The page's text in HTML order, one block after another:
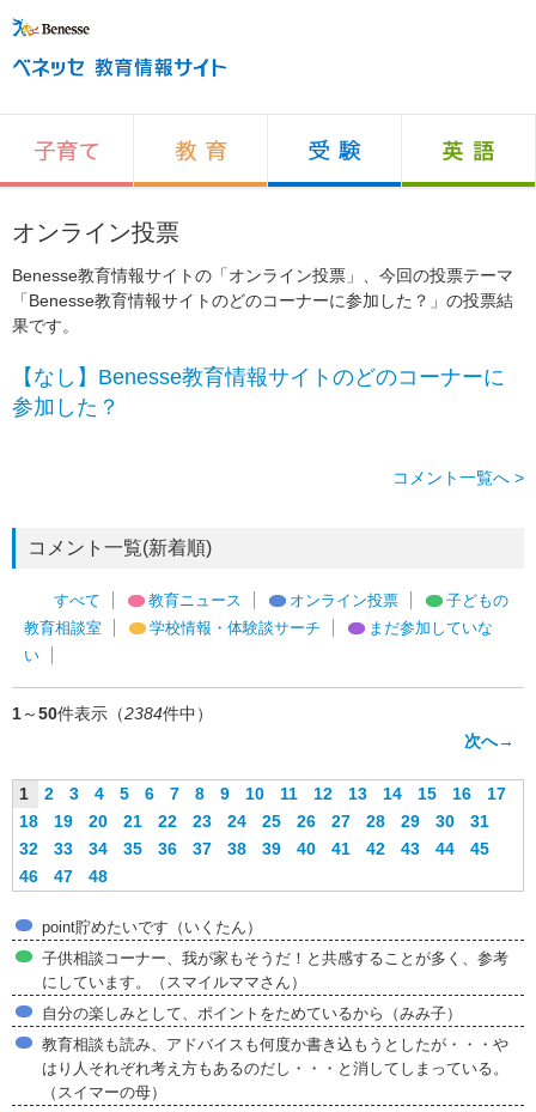
オンライン投票
Benesse教育情報サイトの「オンライン投票」、今回の投票テーマ
「Benesse教育情報サイトのどのコーナーに参加した？」の投票結
果です。
【なし】Benesse教育情報サイトのどのコーナーに
参加した？
コメント一覧へ >
コメント一覧(新着順)
すべて 教育ニュース オンライン投票
子どもの
教育相談室
学校情報・体験談サーチ
まだ参加していな
い
1～50件表示（2384件中）
次へ→
1 2 3 4 5 6 7 8 9 10 11 12 13 14 15 16
17
18
19 20 21 22 23 24 25 26 27 28 29 30
31
32
33 34 35 36 37 38 39 40 41 42 43 44
45
46
47 48
point貯めたいです（いくたん）
子供相談コーナー、我が家もそうだ！と共感することが多く、参考
にしています。（スマイルママさん）
自分の楽しみとして、ポイントをためているから（みみ子）
教育相談も読み、アドバイスも何度か書き込もうとしたが・・・や
はり人それぞれ考え方もあるのだし・・・と消してしまっている。
（スイマーの母）